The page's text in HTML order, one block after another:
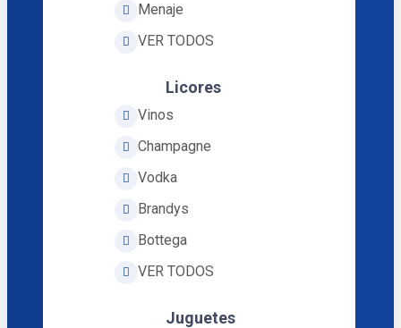
Menaje
VER TODOS
Licores
Vinos
Champagne
Vodka
Brandys
Bottega
VER TODOS
Juguetes